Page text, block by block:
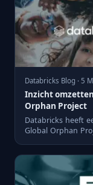
Databricks Blog · 5
Inzicht
Orphan Project
Databricks heeft
Global Orphan